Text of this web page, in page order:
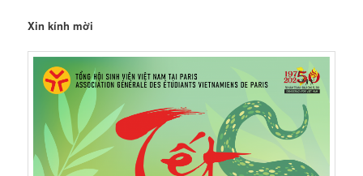
Xin kính mời